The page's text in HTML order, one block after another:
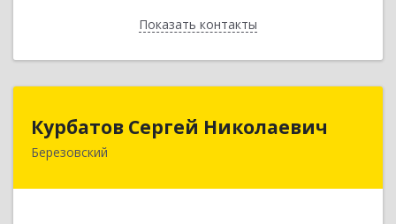
Показать контакты
Назад
Курбатов Сергей Николаевич
Березовский
Курбатов Сергей Николаевич